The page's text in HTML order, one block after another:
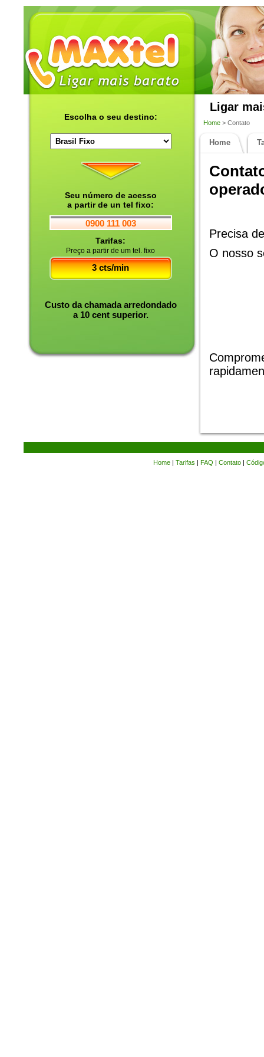
Escolha o seu destino:
Seu número de acesso
a partir de un tel fixo:
0900 111 003
Tarifas:
Preço a partir de um tel. fixo
3 cts/min
Custo da chamada arredondado
a 10 cent superior.
Ligar
Home > Contato
Home
Precisa
O nosso
Home | Tarifas | FAQ | Contato |